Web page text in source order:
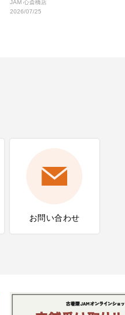
テムをご紹介。
JAM 心斎橋店
2026/07/25
お問い合わせ